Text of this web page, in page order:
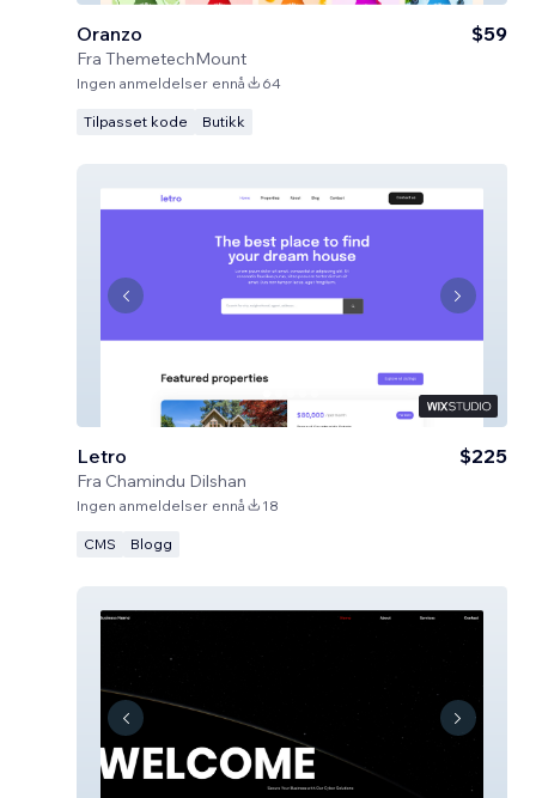
Oranzo
Fra ThemetechMount
$59
Ingen anmeldelser ennå 64
Tilpasset kode Butikk
Letro
Fra Chamindu Dilshan
$225
Ingen anmeldelser ennå 18
CMS Blogg